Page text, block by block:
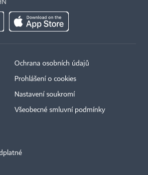
Ochrana osobních údajů
Prohlášení o cookies
Nastavení soukromí
Všeobecné smluvní podmínky